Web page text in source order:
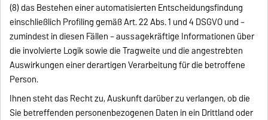
(8) das Bestehen einer automatisierten Entscheidungsfindung
einschließlich Profiling gemäß Art. 22 Abs. 1 und 4 DSGVO und –
zumindest in diesen Fällen – aussagekräftige Informationen über
die involvierte Logik sowie die Tragweite und die angestrebten
Auswirkungen einer derartigen Verarbeitung für die betroffene
Person.
Ihnen steht das Recht zu, Auskunft darüber zu verlangen, ob die
Sie betreffenden personenbezogenen Daten in ein Drittland oder